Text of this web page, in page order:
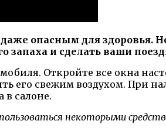
опасным для здоровья.
запаха и сделать ваши
Откройте все окна
его свежим воздухом. При
салоне.
некоторыми